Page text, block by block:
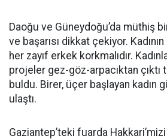
Daoğu ve Güneydoğu’da müthiş
ve başarısı dikkat çekiyor.
her zayıf erkek korkmalıdır.
projeler gez-göz-arpacıktan çıktı
buldu. Birer, üçer başlayan kadın
ulaştı.
Gaziantep’teki fuarda